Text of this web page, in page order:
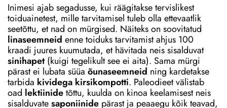
Inimesi ajab segadusse, kui räägitakse tervislikest
toiduainetest, mille tarvitamisel tuleb olla ettevaatlik
seetõttu, et nad on mürgised. Näiteks on soovitatud
linaseemneid enne toiduks tarvitamist ahjus 100
kraadi juures kuumutada, et hävitada neis sisalduvat
sinihapet(kuigi tegelikult see ei aita). Sama mürgi
pärast ei lubata süüa õunaseemneid ning kardetakse
tarbida kividega kirsikompotti. Paleodieet välistab
oad lektiinidetõttu, kuulda on kinoa keelamisest neis
sisalduvatesaponiinide pärast ja peaaegu kõik teavad,